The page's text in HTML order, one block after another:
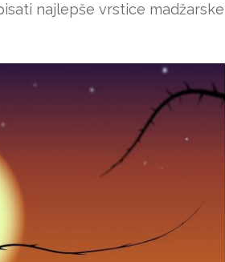
najlepše vrstice madžarske